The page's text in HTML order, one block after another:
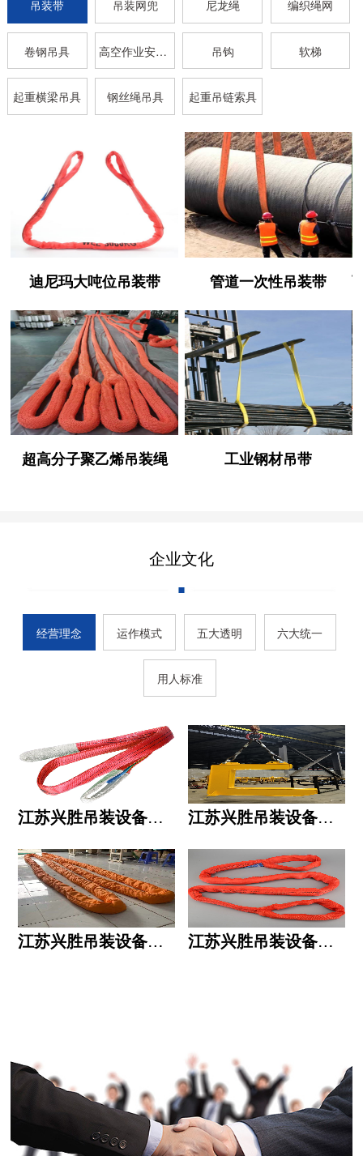
吊装带 吊装网兜 尼龙绳 编织绳网
卷钢吊具 高空作业安全带 吊钩 软梯
起重横梁吊具 钢丝绳吊具 起重吊链索具
迪尼玛大吨位吊装带 管道一次性吊装带
超高分子聚乙烯吊装绳 工业钢材吊带
企业文化
经营理念 运作模式 五大透明 六大统一
用人标准
江苏兴胜吊装设备有限公司的用人标准 江苏兴胜吊装设备有限公司的六大统一
江苏兴胜吊装设备有限公司五大透明 江苏兴胜吊装设备有限公司运作模式